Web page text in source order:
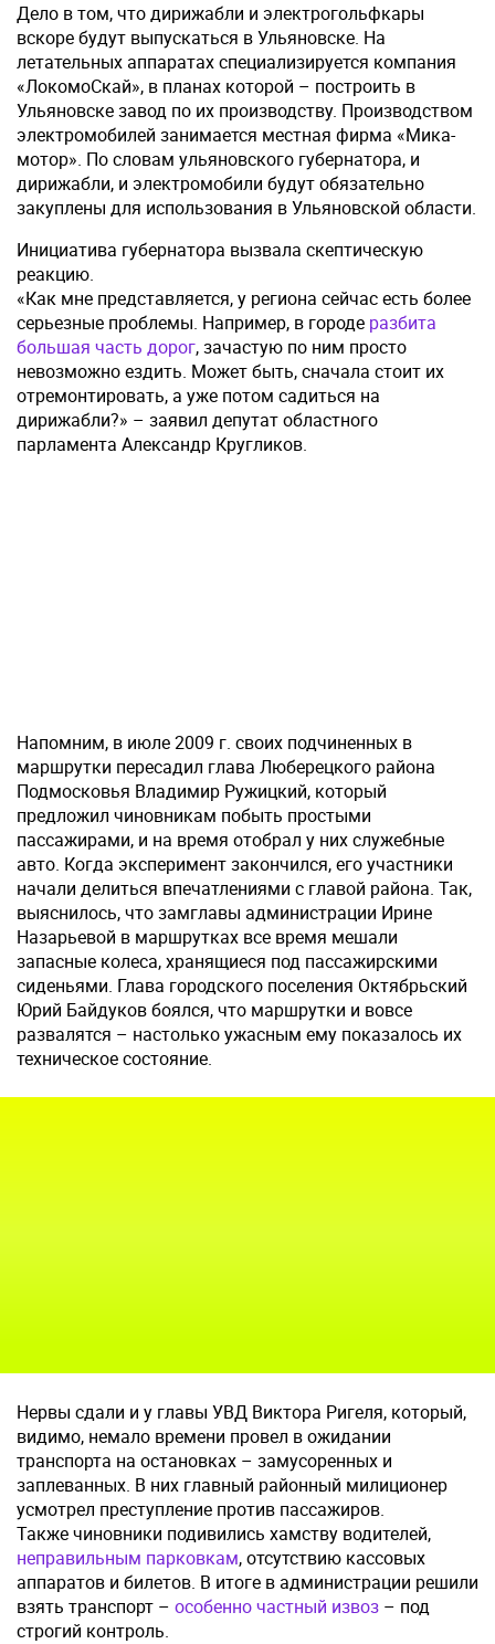
Дело в том, что дирижабли и электрогольфкары
вскоре будут выпускаться в Ульяновске. На
летательных аппаратах специализируется компания
«ЛокомоСкай», в планах которой – построить в
Ульяновске завод по их производству. Производством
электромобилей занимается местная фирма «Мика-
мотор». По словам ульяновского губернатора, и
дирижабли, и электромобили будут обязательно
закуплены для использования в Ульяновской области.
Инициатива губернатора вызвала скептическую
реакцию.
«Как мне представляется, у региона сейчас есть более
серьезные проблемы. Например, в городе разбита
большая часть дорог, зачастую по ним просто
невозможно ездить. Может быть, сначала стоит их
отремонтировать, а уже потом садиться на
дирижабли?» – заявил депутат областного
парламента Александр Кругликов.
Напомним, в июле 2009 г. своих подчиненных в
маршрутки пересадил глава Люберецкого района
Подмосковья Владимир Ружицкий, который
предложил чиновникам побыть простыми
пассажирами, и на время отобрал у них служебные
авто. Когда эксперимент закончился, его участники
начали делиться впечатлениями с главой района. Так,
выяснилось, что замглавы администрации Ирине
Назарьевой в маршрутках все время мешали
запасные колеса, хранящиеся под пассажирскими
сиденьями. Глава городского поселения Октябрьский
Юрий Байдуков боялся, что маршрутки и вовсе
развалятся – настолько ужасным ему показалось их
техническое состояние.
Нервы сдали и у главы УВД Виктора Ригеля, который,
видимо, немало времени провел в ожидании
транспорта на остановках – замусоренных и
заплеванных. В них главный районный милиционер
усмотрел преступление против пассажиров.
Также чиновники подивились хамству водителей,
неправильным парковкам, отсутствию кассовых
аппаратов и билетов. В итоге в администрации решили
взять транспорт – особенно частный извоз – под
строгий контроль.